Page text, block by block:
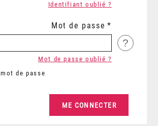
Identifiant oublié ?
Mot de passe
?
mot de passe
Mot de passe oublié ?